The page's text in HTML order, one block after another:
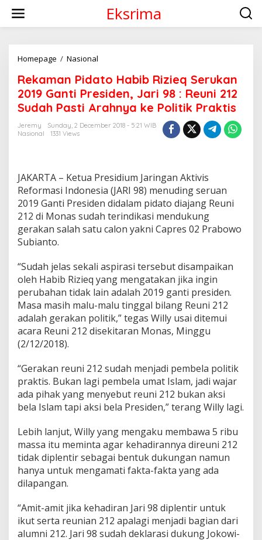
i
Eksrima
Homepage / Nasional
k
a
m
a
n
t
o
H
a
b
z
i
e
q
S
e
r
a
n
2
0
1
G
a
n
t
i
s
i
d
Rekaman Pidato Habib Rizieq Serukan
2019 Ganti Presiden, Jari 98 : Reuni 212
Sudah Pasti Arahnya ke Politik Praktis
Jeremy
Sunday, 2 December 2018 - 5:21 WIB
Nasional
1331 Views
JAKARTA – Ketua Presidium Jaringan Aktivis
Reformasi Indonesia (JARI 98) menuding seruan
2019 Ganti Presiden didalam pidato diajang Reuni
212 di Monas sudah terindikasi mendukung
gerakan salah satu calon yakni Capres 02 Prabowo
Subianto.
“Sudah jelas sekali aspirasi tersebut disampaikan
oleh Habib Rizieq yang mengatakan jika ingin
perubahan tidak lain adalah 2019 ganti presiden.
Masa masih malu-malu tinggal bilang Reuni 212
adalah gerakan politik,” tegas Willy usai ditemui
acara Reuni 212 disekitaran Monas, Minggu
(2/12/2018).
“Gerakan reuni 212 sudah menjadi pembela politik
praktis. Bukan lagi pembela umat Islam, jadi wajar
ada pihak yang menyebut reuni 212 bukan aksi
bela Islam tapi aksi bela Presiden,” terang Willy lagi.
Lebih lanjut, Willy yang mengaku membawa 5 ribu
massa itu meminta agar kehadirannya direuni 212
tidak diplentir sebagai bentuk dukungan namun
hanya untuk mengamati fakta-fakta yang ada
dilapangan.
“Amit-amit jika kehadiran Jari 98 diplentir untuk
ikut serta reunian 212 apalagi menjadi bagian dari
alumni 212. Jari 98 sudah deklarasi dukung Jokowi-